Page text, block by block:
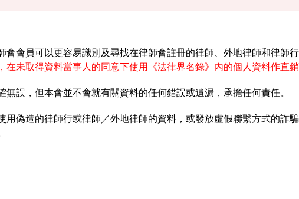
會員可以更容易識別及尋找在律師會註冊的律師、外地律師和律師行
未取得資料當事人的同意下使用《法律界名錄》內的個人資料作直銷
誤，但本會並不會就有關資料的任何錯誤或遺漏，承擔任何責任。
偽造的律師行或律師／外地律師的資料，或發放虛假聯繫方式的詐